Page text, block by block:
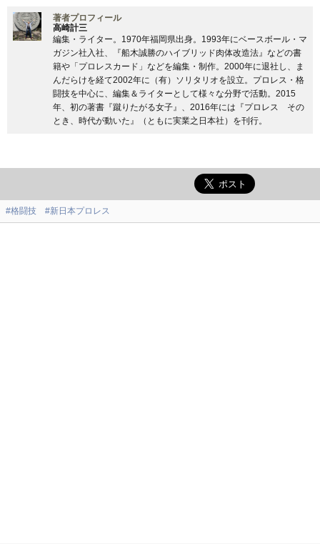
著者プロフィール
高崎計三
編集・ライター。1970年福岡県出身。1993年にベースボール・マ
ガジン社入社、『船木誠勝のハイブリッド肉体改造法』などの書
籍や「プロレスカード」などを編集・制作。2000年に退社し、ま
んだらけを経て2002年に（有）ソリタリオを設立。プロレス・格
闘技を中心に、編集＆ライターとして様々な分野で活動。2015
年、初の著書『蹴りたがる女子』、2016年には『プロレス その
とき、時代が動いた』（ともに実業之日本社）を刊行。
#格闘技 #新日本プロレス